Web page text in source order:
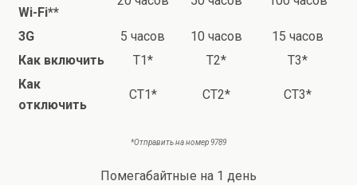
Wi-Fi**
3G
5 часов 10 часов
15 часов
Как включить
T1* T2*
T3*
Как
отключить
CT1* CT2* CT3*
*Отправить на номер 9789
Помегабайтные на 1 день